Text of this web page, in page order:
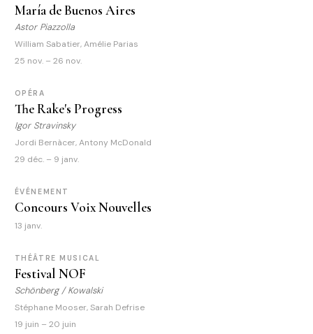
María de Buenos Aires
Astor Piazzolla
William Sabatier, Amélie Parias
25 nov. – 26 nov.
OPÉRA
The Rake's Progress
Igor Stravinsky
Jordi Bernàcer, Antony McDonald
29 déc. – 9 janv.
ÉVÉNEMENT
Concours Voix Nouvelles
13 janv.
THÉÂTRE MUSICAL
Festival NOF
Schönberg / Kowalski
Stéphane Mooser, Sarah Defrise
19 juin – 20 juin